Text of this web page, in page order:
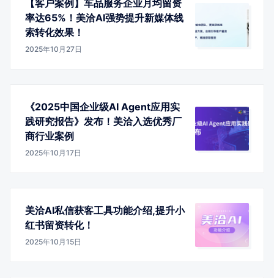
【客户案例】车品服务企业月均留资
率达65%！美洽AI强势提升新媒体线
索转化效果！
2025年10月27日
《2025中国企业级AI Agent应用实
践研究报告》发布！美洽入选优秀厂
商行业案例
2025年10月17日
美洽AI私信获客工具功能介绍,提升小
红书留资转化！
2025年10月15日